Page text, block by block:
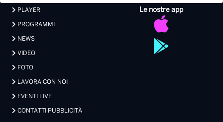
Le nostre app
PLAYER
PROGRAMMI
NEWS
VIDEO
FOTO
LAVORA CON NOI
EVENTI LIVE
CONTATTI PUBBLICITÀ